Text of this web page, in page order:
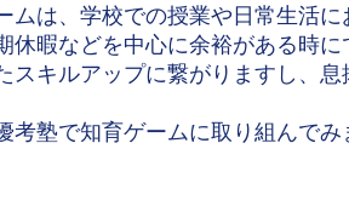
ムは、学校での授業や日常生活
休暇などを中心に余裕がある時
スキルアップに繋がりますし、
考塾で知育ゲームに取り組んでみ